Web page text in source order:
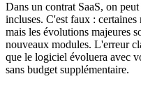
Dans un contrat SaaS, on
incluses. C'est faux :
mais les évolutions majeures
nouveaux modules. L'erreur
que le logiciel évoluera avec
sans budget supplémentaire.